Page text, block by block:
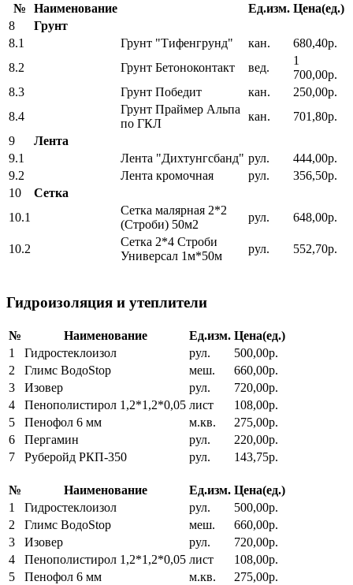
№ Наименование Ед.изм. Цена(ед.)
8
Грунт
8.1
Грунт "Тифенгрунд" кан.
680,40р.
8.2
Грунт Бетоноконтакт вед.
1
700,00р.
8.3
Грунт Победит кан.
250,00р.
8.4
Грунт Праймер Альпа
по ГКЛ
кан.
701,80р.
9
Лента
9.1
Лента "Дихтунгсбанд" рул.
444,00р.
9.2
Лента кромочная рул.
356,50р.
10
Сетка
10.1
Сетка малярная 2*2
(Строби) 50м2
рул. 648,00р.
10.2
Сетка 2*4 Строби
Универсал 1м*50м
рул. 552,70р.
Гидроизоляция и утеплители
№ Наименование Ед.изм. Цена(ед.)
1
Гидростеклоизол рул.
500,00р.
2
Глимс ВодоStop меш.
660,00р.
3
Изовер рул.
720,00р.
4
Пенополистирол 1,2*1,2*0,05 лист
108,00р.
5
Пенофол 6 мм м.кв.
275,00р.
6
Пергамин рул.
220,00р.
7
Руберойд РКП-350 рул. 143,75р.
№ Наименование Ед.изм. Цена(ед.)
1
Гидростеклоизол рул.
500,00р.
2
Глимс ВодоStop меш.
660,00р.
3
Изовер рул.
720,00р.
4
Пенополистирол 1,2*1,2*0,05 лист
108,00р.
5
Пенофол 6 мм м.кв.
275,00р.